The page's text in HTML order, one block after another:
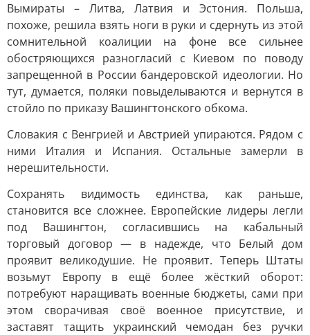
Вымираты – Литва, Латвия и Эстония. Польша,
похоже, решила взять ноги в руки и сдернуть из этой
сомнительной коалиции на фоне все сильнее
обостряющихся разногласий с Киевом по поводу
запрещенной в России бандеровской идеологии. Но
тут, думается, поляки повыделываются и вернутся в
стойло по приказу Вашингтонского обкома.
Словакия с Венгрией и Австрией упираются. Рядом с
ними Италия и Испания. Остальные замерли в
нерешительности.
Сохранять видимость единства, как раньше,
становится все сложнее. Европейские лидеры легли
под Вашингтон, согласившись на кабальный
торговый договор — в надежде, что Белый дом
проявит великодушие. Не проявит. Теперь Штаты
возьмут Европу в ещё более жёсткий оборот:
потребуют наращивать военные бюджеты, сами при
этом сворачивая своё военное присутствие, и
заставят тащить украинский чемодан без ручки